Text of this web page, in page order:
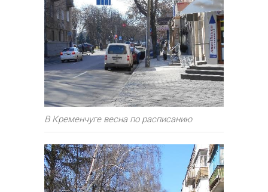
В Кременчуге весна по расписанию